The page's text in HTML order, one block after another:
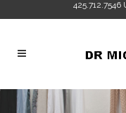
425.712.7546